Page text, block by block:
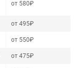
от 580₽
от 495₽
от 550₽
от 475₽